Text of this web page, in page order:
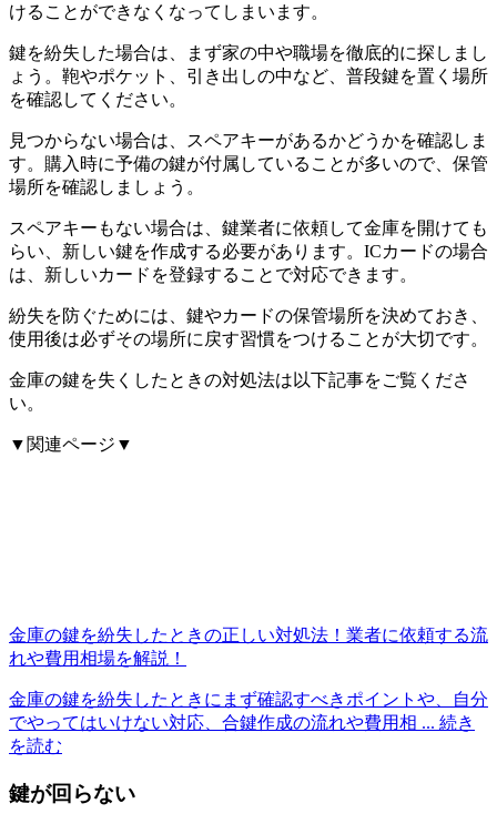
けることができなくなってしまいます。
鍵を紛失した場合は、まず家の中や職場を徹底的に探しまし
ょう。鞄やポケット、引き出しの中など、普段鍵を置く場所
を確認してください。
見つからない場合は、スペアキーがあるかどうかを確認しま
す。購入時に予備の鍵が付属していることが多いので、保管
場所を確認しましょう。
スペアキーもない場合は、鍵業者に依頼して金庫を開けても
らい、新しい鍵を作成する必要があります。ICカードの場合
は、新しいカードを登録することで対応できます。
紛失を防ぐためには、鍵やカードの保管場所を決めておき、
使用後は必ずその場所に戻す習慣をつけることが大切です。
金庫の鍵を失くしたときの対処法は以下記事をご覧くださ
い。
▼関連ページ▼
金庫の鍵を紛失したときの正しい対処法！業者に依頼する流
れや費用相場を解説！
金庫の鍵を紛失したときにまず確認すべきポイントや、自分
でやってはいけない対応、合鍵作成の流れや費用相 ... 続き
を読む
鍵が回らない